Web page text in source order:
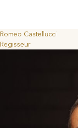
Romeo Castellucci
Regisseur